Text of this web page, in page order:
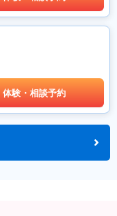
体験・相談予約